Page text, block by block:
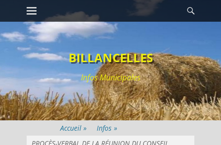
Passer
au
contenu
Premier menu
BILLANCELLES
Infos Municipales
Infos »